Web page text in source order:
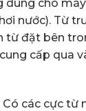
dùng cho
nước). Từ
từ đặt bên
cấp qua
các cực từ